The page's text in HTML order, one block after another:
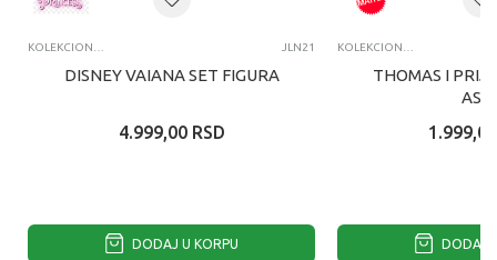
KOLEKCIONARSKE FIGURE I SETOVI JLN21
DISNEY VAIANA SET FIGURA
4.999,00 RSD
DODAJ U KORPU
KOLEKCIONARSKE FIGURE I SETOVI
THOMAS I
1.999,00
DODAJ